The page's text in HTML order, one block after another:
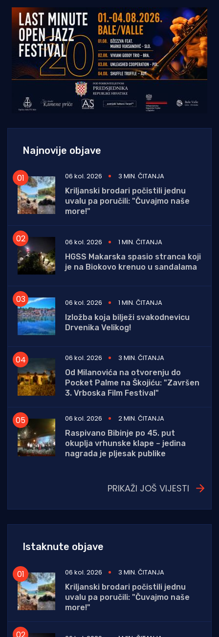
Najnovije objave
06 kol. 2026
3 MIN. ČITANJA
Kriljanski brodari počistili jednu
uvalu pa poručili: "Čuvajmo naše
more!"
06 kol. 2026
1 MIN. ČITANJA
HGSS Makarska spasio stranca koji
je na Biokovo krenuo u sandalama
06 kol. 2026
1 MIN. ČITANJA
Izložba koja bilježi svakodnevicu
Drvenika Velikog!
06 kol. 2026
3 MIN. ČITANJA
Od Milanovića na otvorenju do
Pocket Palme na Škojiću: "Završen
3. Vrboska Film Festival"
06 kol. 2026
2 MIN. ČITANJA
Raspivano Bibinje po 45. put
okuplja vrhunske klape – jedina
nagrada je pljesak publike
PRIKAŽI JOŠ VIJESTI
Istaknute objave
06 kol. 2026
3 MIN. ČITANJA
Kriljanski brodari počistili jednu
uvalu pa poručili: "Čuvajmo naše
more!"